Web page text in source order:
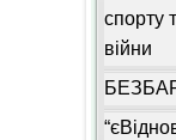
спорту
війни